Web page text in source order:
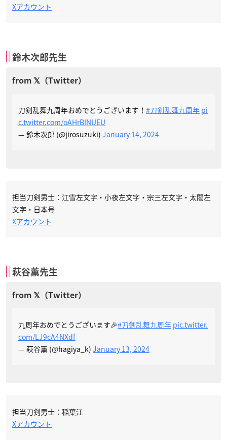
Xアカウント
鈴木次郎先生
刀剣乱舞九周年おめでとうございます！ #刀剣乱舞九周年 pi
c.twitter.com/oAHrBINUEU
— 鈴木次郎 (@jirosuzuki) January 14, 2024
担当刀剣男士：江雪左文字・小夜左文字・宗三左文字・太閤左
文字・日本号
Xアカウント
萩谷薫先生
九周年おめでとうございます🎉#刀剣乱舞九周年 pic.twitter.
com/LJ9cA4NXdf
— 萩谷薫 (@hagiya_k) January 13, 2024
担当刀剣男士：稲葉江
Xアカウント